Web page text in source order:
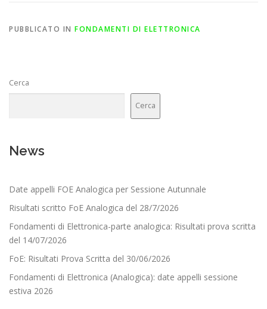
PUBBLICATO IN FONDAMENTI DI ELETTRONICA
Cerca
Cerca
News
Date appelli FOE Analogica per Sessione Autunnale
Risultati scritto FoE Analogica del 28/7/2026
Fondamenti di Elettronica-parte analogica: Risultati prova scritta
del 14/07/2026
FoE: Risultati Prova Scritta del 30/06/2026
Fondamenti di Elettronica (Analogica): date appelli sessione
estiva 2026